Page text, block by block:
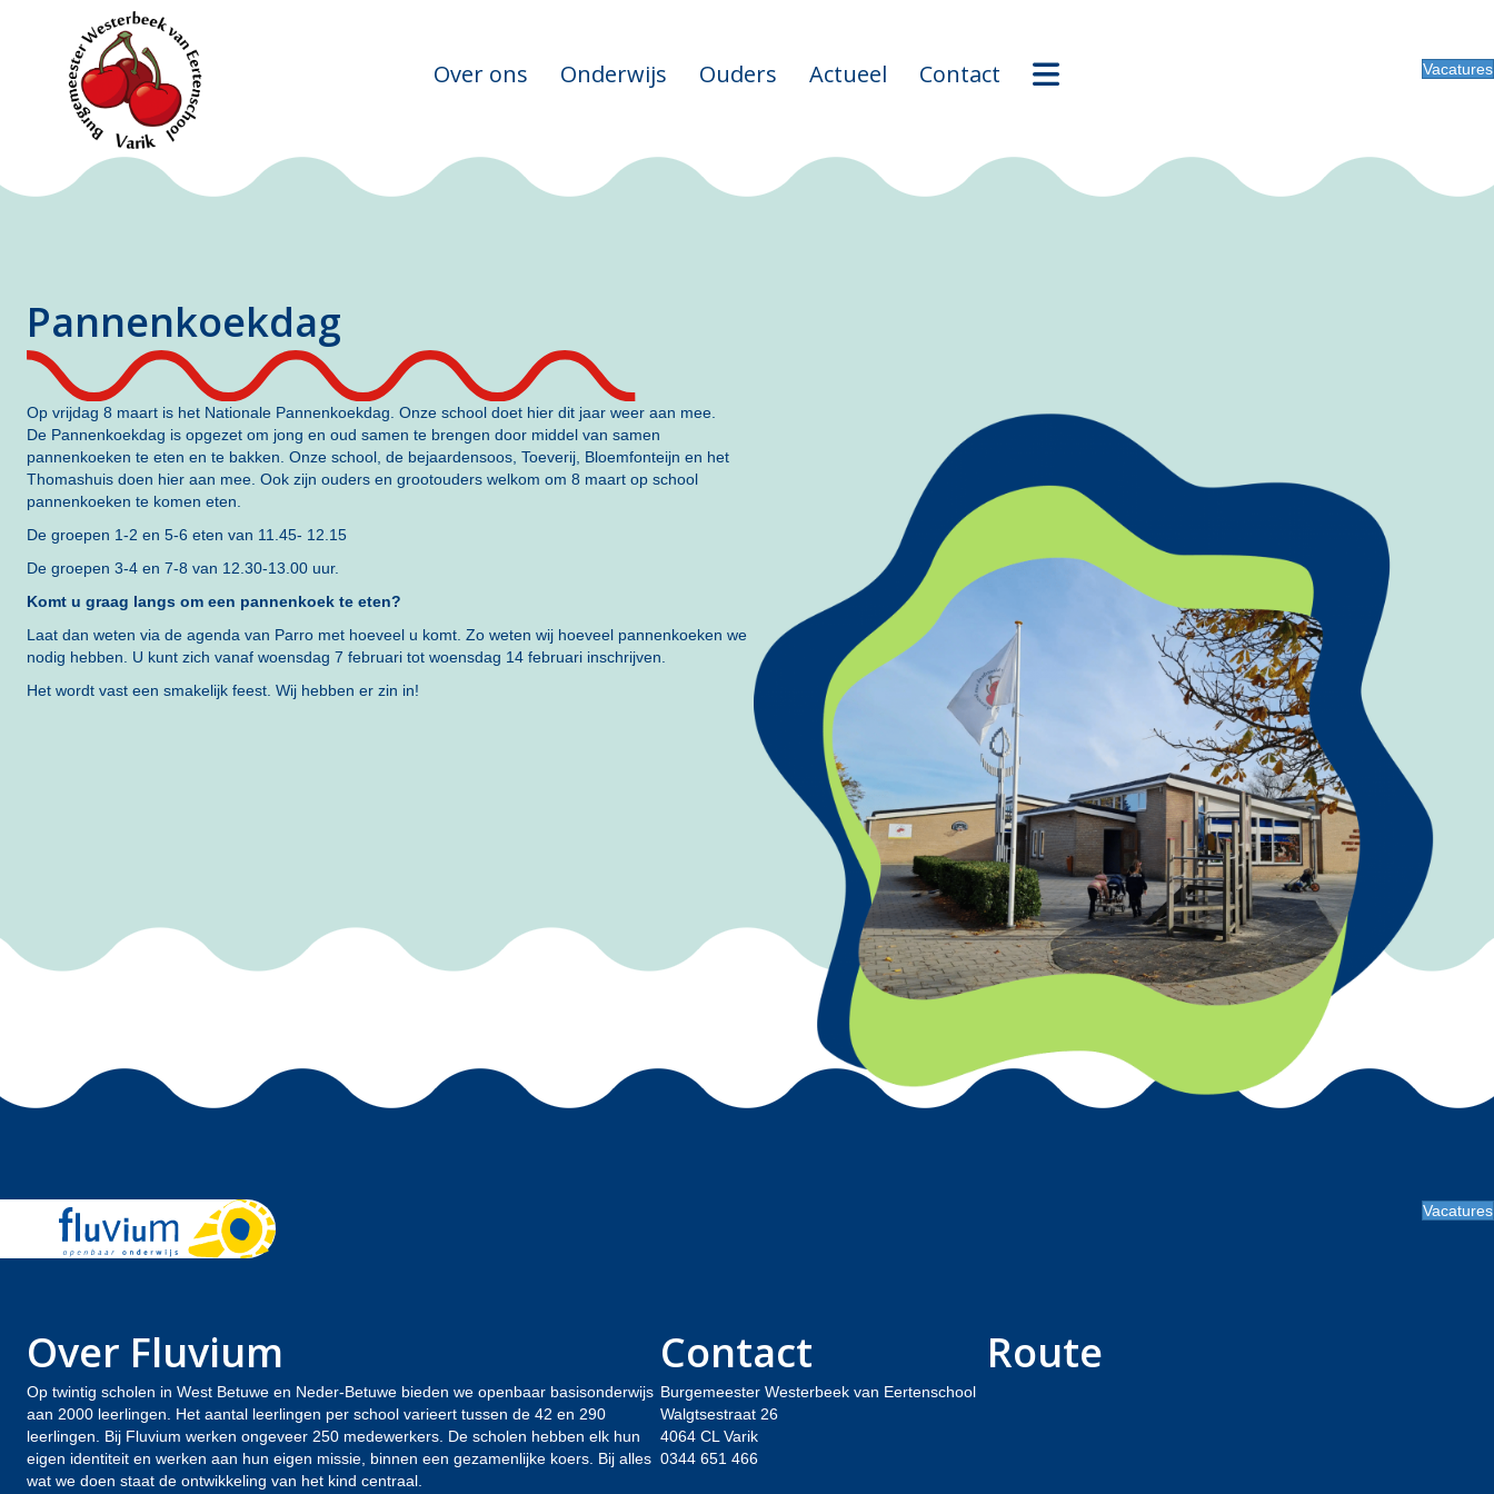
Over ons Onderwijs Ouders Actueel Contact Vacatures
Pannenkoekdag
Op vrijdag 8 maart is het Nationale Pannenkoekdag. Onze school doet hier dit jaar weer aan mee.
De Pannenkoekdag is opgezet om jong en oud samen te brengen door middel van samen
pannenkoeken te eten en te bakken. Onze school, de bejaardensoos, Toeverij, Bloemfonteijn en het
Thomashuis doen hier aan mee. Ook zijn ouders en grootouders welkom om 8 maart op school
pannenkoeken te komen eten.
De groepen 1-2 en 5-6 eten van 11.45- 12.15
De groepen 3-4 en 7-8 van 12.30-13.00 uur.
Komt u graag langs om een pannenkoek te eten?
Laat dan weten via de agenda van Parro met hoeveel u komt. Zo weten wij hoeveel pannenkoeken we
nodig hebben. U kunt zich vanaf woensdag 7 februari tot woensdag 14 februari inschrijven.
Het wordt vast een smakelijk feest. Wij hebben er zin in!
Vacatures
Over Fluvium
Op twintig scholen in West Betuwe en Neder-Betuwe bieden we openbaar basisonderwijs
aan 2000 leerlingen. Het aantal leerlingen per school varieert tussen de 42 en 290
leerlingen. Bij Fluvium werken ongeveer 250 medewerkers. De scholen hebben elk hun
eigen identiteit en werken aan hun eigen missie, binnen een gezamenlijke koers. Bij alles
wat we doen staat de ontwikkeling van het kind centraal.
Contact
Burgemeester Westerbeek van Eertenschool
Walgtsestraat 26
4064 CL Varik
0344 651 466
Route